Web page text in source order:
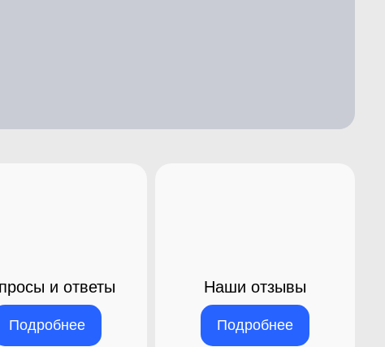
и ответы
Подробнее
Наши отзывы
Подробнее